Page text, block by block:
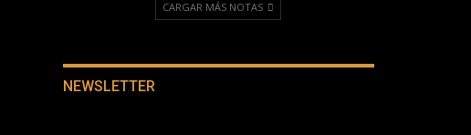
CARGAR MÁS NOTAS
NEWSLETTER